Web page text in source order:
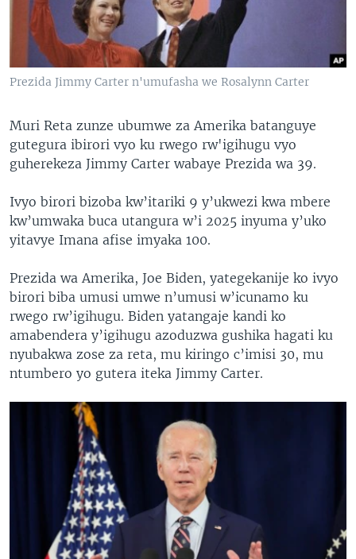
Prezida Jimmy Carter n'umufasha we Rosalynn Carter
Muri Reta zunze ubumwe za Amerika batanguye
gutegura ibirori vyo ku rwego rw'igihugu vyo
guherekeza Jimmy Carter wabaye Prezida wa 39.
Ivyo birori bizoba kw’itariki 9 y’ukwezi kwa mbere
kw’umwaka buca utangura w’i 2025 inyuma y’uko
yitavye Imana afise imyaka 100.
Prezida wa Amerika, Joe Biden, yategekanije ko ivyo
birori biba umusi umwe n’umusi w’icunamo ku
rwego rw’igihugu. Biden yatangaje kandi ko
amabendera y’igihugu azoduzwa gushika hagati ku
nyubakwa zose za reta, mu kiringo c’imisi 30, mu
ntumbero yo gutera iteka Jimmy Carter.